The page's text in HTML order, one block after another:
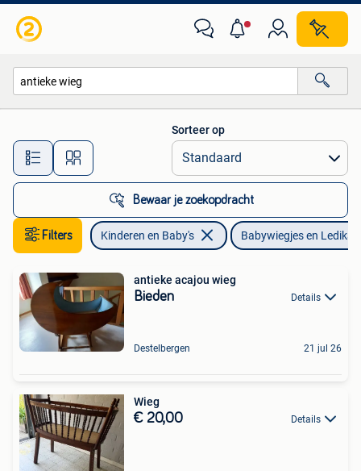
Alle afstanden…
Sorteer op
Bewaar je zoekopdracht
Filters Kinderen en Baby's Babywiegjes en
antieke acajou wieg
Bieden Details
Destelbergen 21 jul 26
Wieg
€ 20,00 Details